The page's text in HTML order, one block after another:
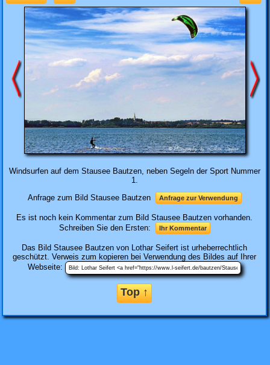
Windsurfen auf dem Stausee Bautzen, neben Segeln der Sport Nummer
1.
Anfrage zum Bild Stausee Bautzen
Anfrage zur Verwendung
Es ist noch kein Kommentar zum Bild Stausee Bautzen vorhanden.
Schreiben Sie den Ersten:
Ihr Kommentar
Das BildStausee Bautzen von Lothar Seifert ist urheberrechtlich
geschützt. Verweis zum kopieren bei Verwendung des Bildes auf Ihrer
Webseite:
Top ↑